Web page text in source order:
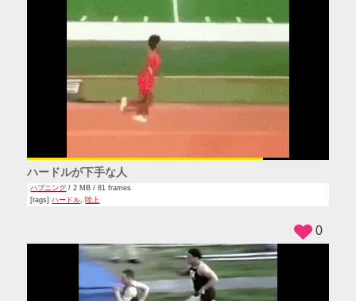
ハードルが下手な人
ハプニング / 2 MB / 81 frames
[tags]ハードル, 陸上
0